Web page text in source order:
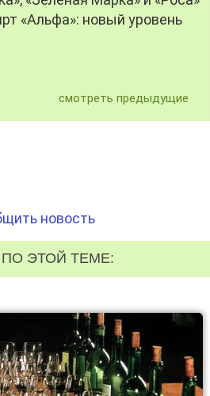
«Альфа»: новый уровень
смотреть предыдущие
новость
ЭТОЙ ТЕМЕ: